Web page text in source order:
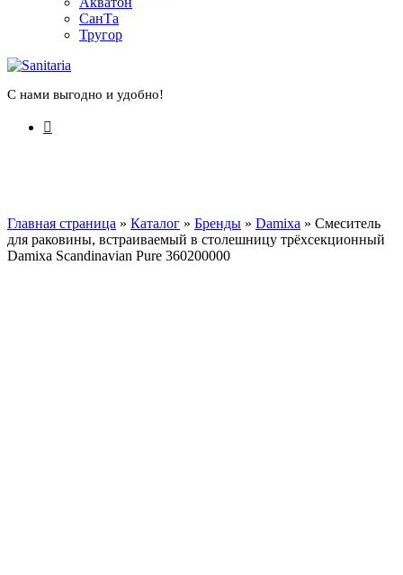
СанТа
Тругор
С нами выгодно и удобно!
Главная страница » Каталог » Бренды » Damixa » Смеситель
для раковины, встраиваемый в столешницу трёхсекционный
Damixa Scandinavian Pure 360200000